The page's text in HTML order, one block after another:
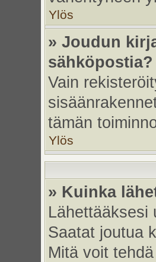
Ylös
» Joudun
sähköpostia?
Vain
tämän
Ylös
» Kuinka
Lähettääksesi
Saatat joutua
Mitä voit